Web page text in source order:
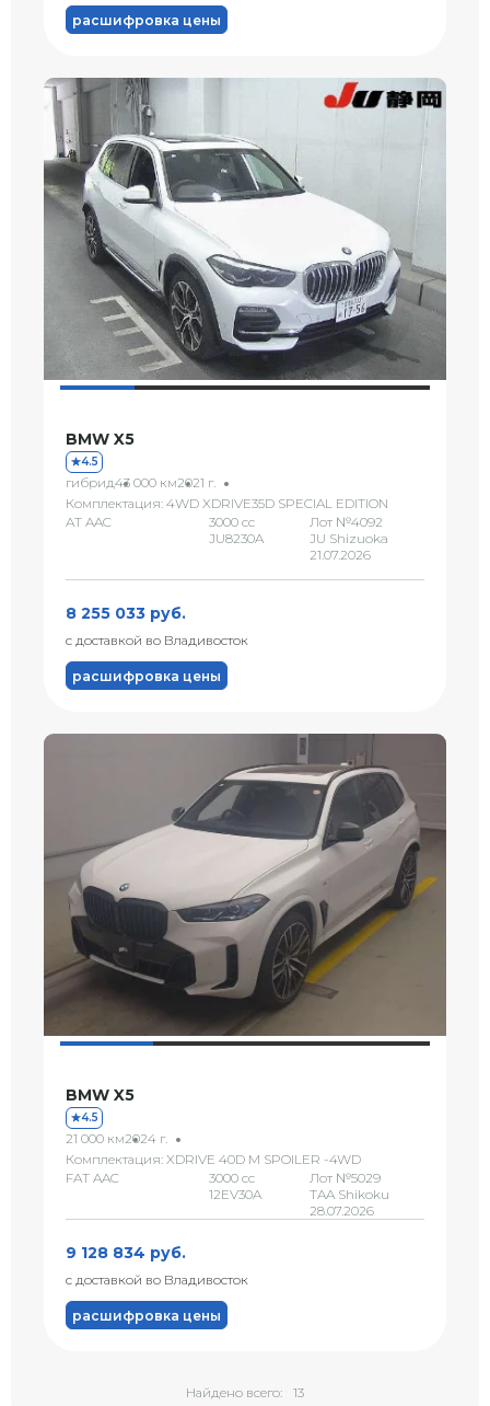
расшифровка цены
BMW X5
4.5
гибрид43 000 км2021 г.
Комплектация: 4WD XDRIVE35D SPECIAL EDITION
AT AAC
3000 сс
JU8230A
Лот №4092
JU Shizuoka
21.07.2026
8 255 033 руб.
с доставкой во Владивосток
расшифровка цены
BMW X5
4.5
21 000 км2024 г.
Комплектация: XDRIVE 40D M SPOILER -4WD
FAT AAC
3000 сс
12EV30A
Лот №5029
TAA Shikoku
28.07.2026
9 128 834 руб.
с доставкой во Владивосток
расшифровка цены
Найдено всего: 13